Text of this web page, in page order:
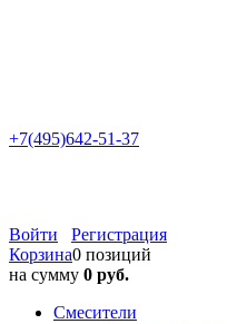
+7(495)642-51-37
Войти
Регистрация
Корзина0 позиций
на сумму 0 руб.
Смесители